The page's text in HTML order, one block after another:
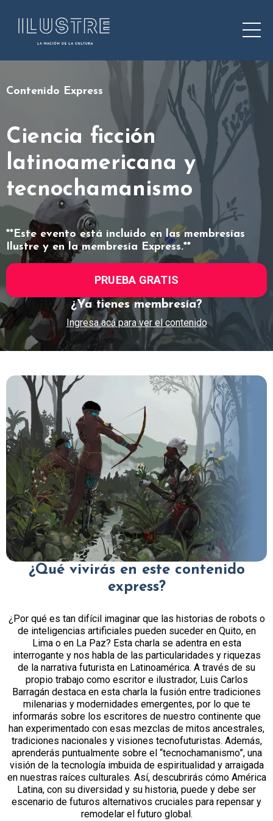
Contenido Express
Ciencia ficción
latinoamericana y
tecnochamanismo
**Este evento está incluido en las membresías
Ilustre y en la membresía Express.**
PRUEBA GRATIS
¿Ya tienes membresía?
Ingresa acá para ver el contenido
¿Qué vivirás en este contenido
express?
¿Por qué es tan difícil imaginar que las historias de robots o
de inteligencias artificiales pueden suceder en Quito, en
Lima o en La Paz? Esta charla se adentra en esta
interrogante y nos habla de las particularidades y riquezas
de la narrativa futurista en Latinoamérica. A través de su
propio trabajo como escritor e ilustrador, Luis Carlos
Barragán destaca en esta charla la fusión entre tradiciones
milenarias y modernidades emergentes, por lo que te
informarás sobre los escritores de nuestro continente que
han experimentado con esas mezclas de mitos ancestrales,
tradiciones nacionales y visiones tecnofuturistas. Además,
aprenderás puntualmente sobre el “tecnochamanismo”, una
visión de la tecnología imbuida de espiritualidad y arraigada
en nuestras raíces culturales. Así, descubrirás cómo América
Latina, con su diversidad y su historia, puede y debe ser
escenario de futuros alternativos cruciales para repensar y
remodelar el futuro global.